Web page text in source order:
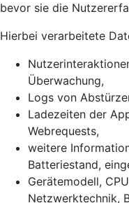
bevor sie die
Hierbei verarbeitete
Überwachung,
Logs von
Ladezeiten der
Webrequests,
weitere
Batteriestand,
Gerätemodell,
Netzwerktechnik,